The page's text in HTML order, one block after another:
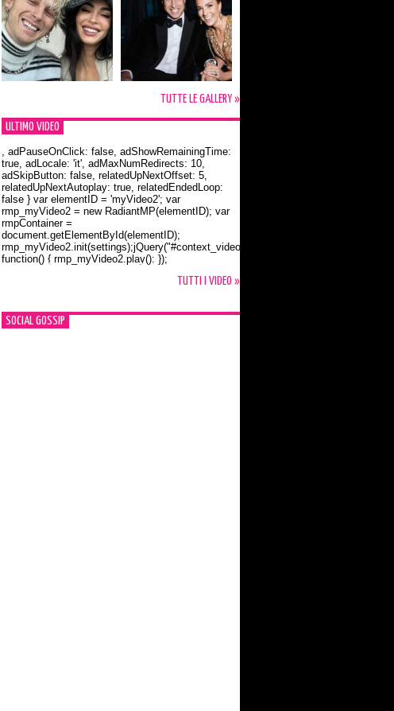
TUTTE LE GALLERY »
ULTIMO VIDEO
Orlando Bloom e la t-shirt dedicata a Flynn
, adPauseOnClick: false, adShowRemainingTime:
true, adLocale: 'it', adMaxNumRedirects: 10,
adSkipButton: false, relatedUpNextOffset: 5,
relatedUpNextAutoplay: true, relatedEndedLoop:
false } var elementID = 'myVideo2'; var
rmp_myVideo2 = new RadiantMP(elementID); var
rmpContainer =
document.getElementById(elementID);
rmp_myVideo2.init(settings);jQuery("#context_video2").one("mouseover",
function() { rmp_myVideo2.play(); });
TUTTI I VIDEO »
SOCIAL GOSSIP